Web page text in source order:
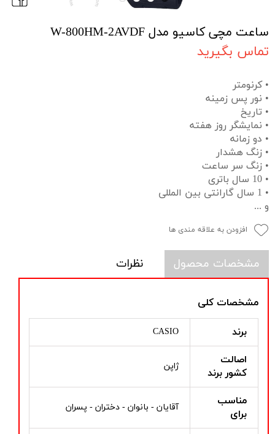
ساعت مچی کاسیو مدل W-800HM-2AVDF
تماس بگیرید
• کرنومتر
• نور پس زمینه
• تاریخ
• نمایشگر روز هفته
• دو زمانه
• زنگ هشدار
• زنگ سر ساعت
• 10 سال باتری
• 1 سال گارانتی بین المللی
و ...
افزودن به علاقه مندی ها
مشخصات محصول نظرات
مشخصات کلی
برند CASIO
اصالت
کشور برند
ژاپن
مناسب
برای
آقایان - بانوان - دختران - پسران